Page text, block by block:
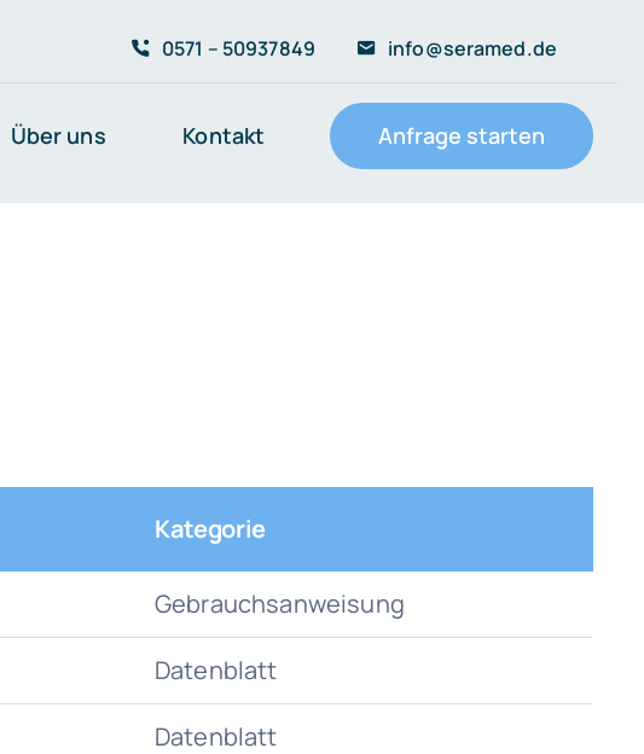
0571 – 50937849 info@seramed.de
Über uns Kontakt Anfrage starten
Kategorie
Gebrauchsanweisung
Datenblatt
Datenblatt